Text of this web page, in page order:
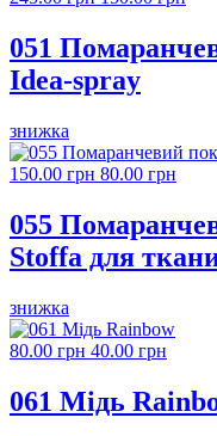
051
Idea-spray
знижка
150.00 грн 80.00 грн
055
Stoffa для
знижка
80.00 грн 40.00 грн
061 Мідь